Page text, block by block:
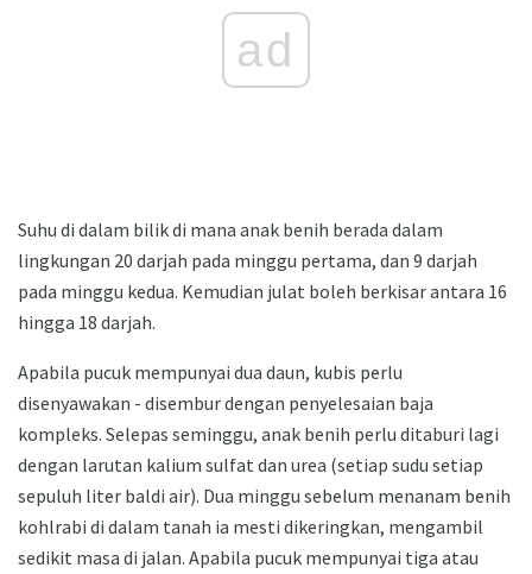
ad
Suhu di dalam bilik di mana anak benih berada dalam
lingkungan 20 darjah pada minggu pertama, dan 9 darjah
pada minggu kedua. Kemudian julat boleh berkisar antara 16
hingga 18 darjah.
Apabila pucuk mempunyai dua daun, kubis perlu
disenyawakan - disembur dengan penyelesaian baja
kompleks. Selepas seminggu, anak benih perlu ditaburi lagi
dengan larutan kalium sulfat dan urea (setiap sudu setiap
sepuluh liter baldi air). Dua minggu sebelum menanam benih
kohlrabi di dalam tanah ia mesti dikeringkan, mengambil
sedikit masa di jalan. Apabila pucuk mempunyai tiga atau